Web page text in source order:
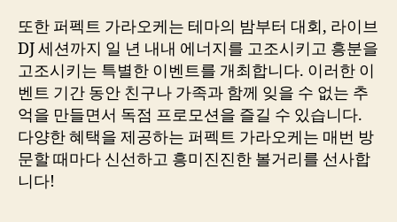
또한 퍼펙트 가라오케는 테마의 밤부터 대회, 라이브
DJ 세션까지 일 년 내내 에너지를 고조시키고 흥분을
고조시키는 특별한 이벤트를 개최합니다. 이러한 이
벤트 기간 동안 친구나 가족과 함께 잊을 수 없는 추
억을 만들면서 독점 프로모션을 즐길 수 있습니다.
다양한 혜택을 제공하는 퍼펙트 가라오케는 매번 방
문할 때마다 신선하고 흥미진진한 볼거리를 선사합
니다!